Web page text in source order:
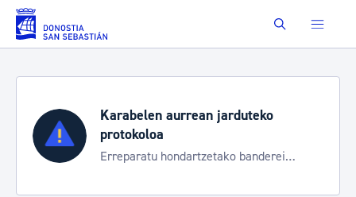
Eduki nagusira joan Buscar
Karabelen aurrean jarduteko
protokoloa
Erreparatu hondartzetako banderei